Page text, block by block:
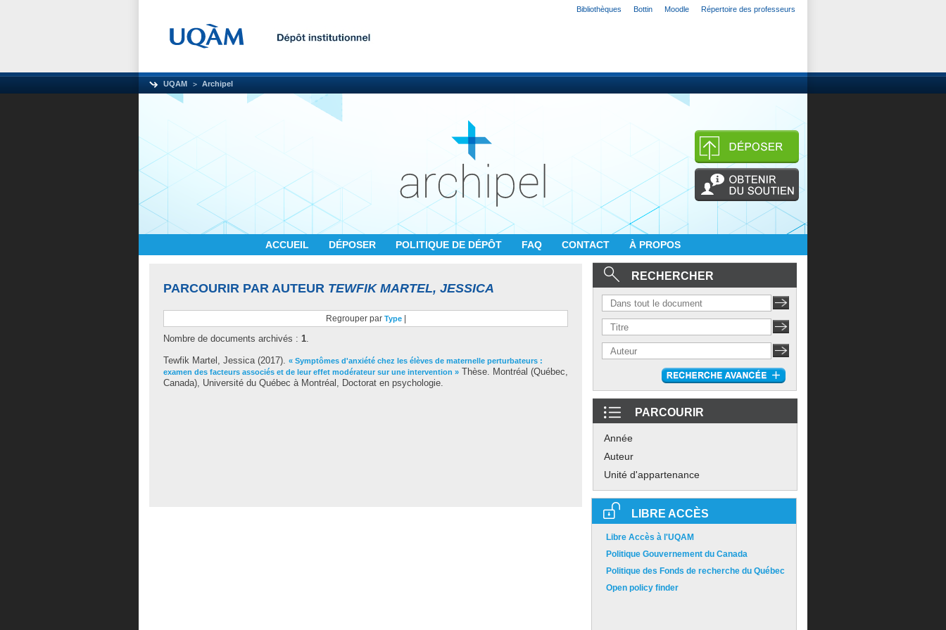
Bibliothèques Bottin Moodle Répertoire des professeurs
UQAM Archipel
ACCUEIL DÉPOSER POLITIQUE DE DÉPÔT FAQ CONTACT À PROPOS
PARCOURIR PAR AUTEUR TEWFIK MARTEL, JESSICA
Regrouper par Type
Nombre de documents archivés : 1.
Tewfik Martel, Jessica(2017). « Symptômes d'anxiété chez les élèves de maternelle perturbateurs :
examen des facteurs associés et de leur effet modérateur sur une intervention » Thèse. Montréal (Québec,
Canada), Université du Québec à Montréal, Doctorat en psychologie.
RECHERCHER
PARCOURIR
Année
Auteur
Unité d'appartenance
LIBRE ACCÈS
Libre Accès à l'UQAM
Politique Gouvernement du Canada
Politique des Fonds de recherche du Québec
Open policy finder